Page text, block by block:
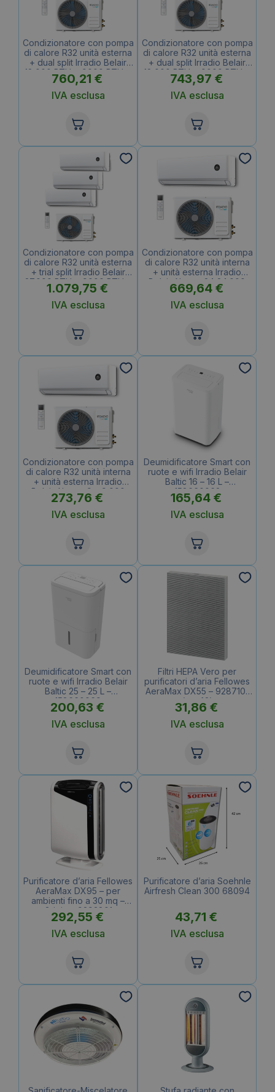
Condizionatore con pompa
di calore R32 unità esterna
+ dual split Irradio Belair
18.000 BTU + 9000 BTU +
12000 BTU
760,21 €
IVA esclusa
Condizionatore con pompa
di calore R32 unità esterna
+ dual split Irradio Belair
18.000 BTU + 9000 BTU +
9000 BTU
743,97 €
IVA esclusa
Condizionatore con pompa
di calore R32 unità esterna
+ trial split Irradio Belair
27.000 BTU + 9000 BTU +
9000 BTU
1.079,75 €
IVA esclusa
Condizionatore con pompa
di calore R32 unità interna
+ unità esterna Irradio
Belair Alastor 24 24.000
BTU – 119992003
669,64 €
IVA esclusa
Condizionatore con pompa
di calore R32 unità interna
+ unità esterna Irradio
Belair Alastor 9 – 9.000
BTU – 119992000
273,76 €
IVA esclusa
Deumidificatore Smart con
ruote e wifi Irradio Belair
Baltic 16 – 16 L –
158660062
165,64 €
IVA esclusa
Deumidificatore Smart con
ruote e wifi Irradio Belair
Baltic 25 – 25 L –
158660069
200,63 €
IVA esclusa
Filtri HEPA Vero per
purificatori d’aria Fellowes
AeraMax DX55 – 9287101
(conf.2)
31,86 €
IVA esclusa
Purificatore d’aria Fellowes
AeraMax DX95 – per
ambienti fino a 30 mq –
Grigio – 9393801
292,55 €
IVA esclusa
Purificatore d’aria Soehnle
Airfresh Clean 300 68094
43,71 €
IVA esclusa